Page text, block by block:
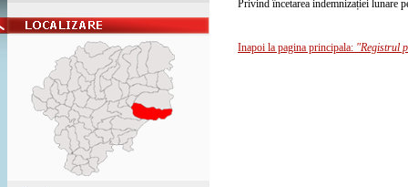
Privind încetarea indemnizației lunare
Inapoi la pagina principala: "Registrul